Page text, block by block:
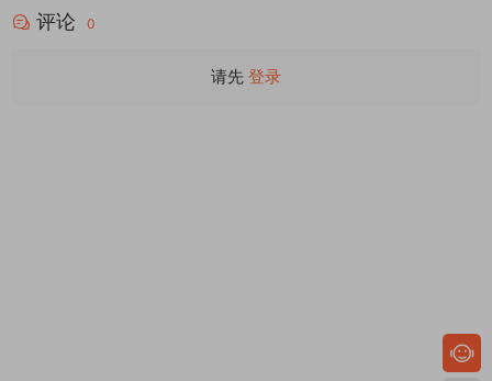
评论 0
请先 登录